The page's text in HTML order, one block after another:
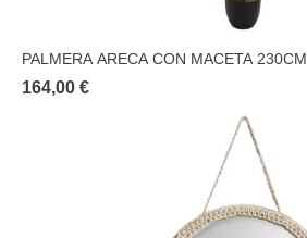
PALMERA ARECA CON MACETA 230CM
164,00 €